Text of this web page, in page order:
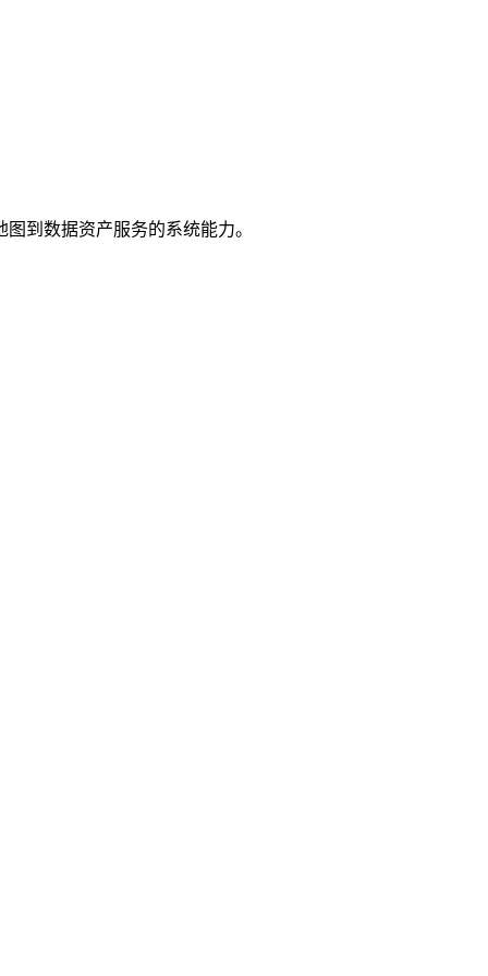
到数据资产服务的系统能力。